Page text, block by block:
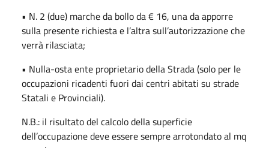
• N. 2 (due) marche da bollo da € 16, una da apporre
sulla presente richiesta e l’altra sull’autorizzazione che
verrà rilasciata;
• Nulla-osta ente proprietario della Strada (solo per le
occupazioni ricadenti fuori dai centri abitati su strade
Statali e Provinciali).
N.B.: il risultato del calcolo della superficie
dell’occupazione deve essere sempre arrotondato al mq